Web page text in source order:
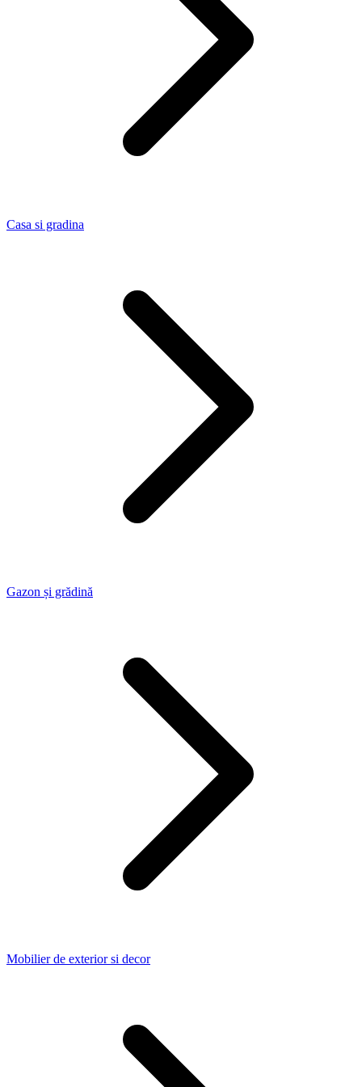
Casa si gradina
Gazon și grădină
Mobilier de exterior si decor